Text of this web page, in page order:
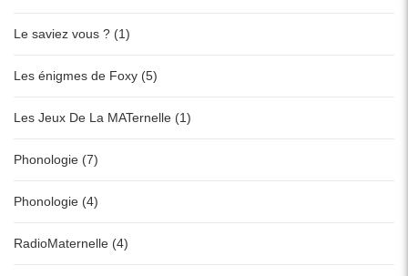
Le saviez vous ? (1)
Les énigmes de Foxy (5)
Les Jeux De La MATernelle (1)
Phonologie (7)
Phonologie (4)
RadioMaternelle (4)